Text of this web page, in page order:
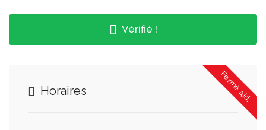
Vérifié !
Fermé ajd.
Horaires